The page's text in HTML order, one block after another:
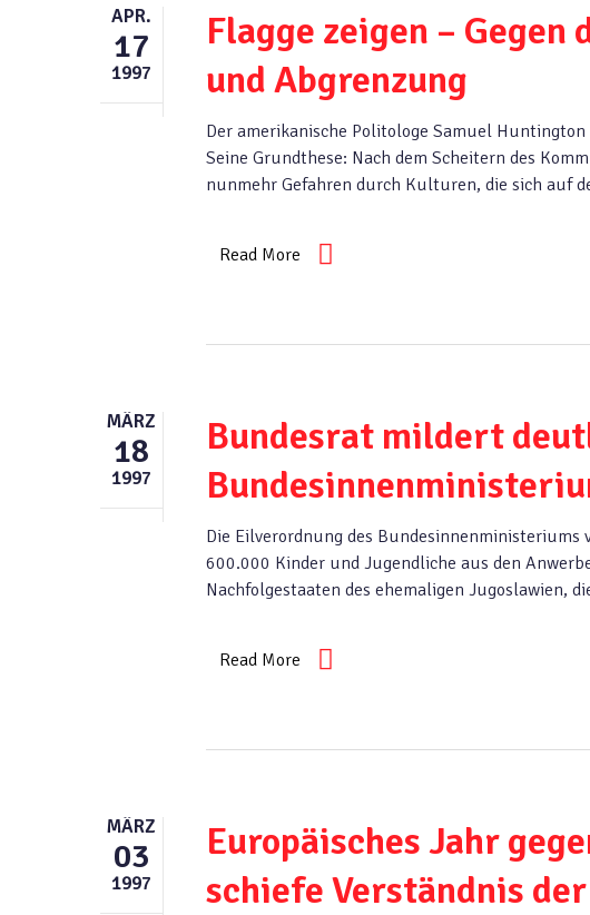
APR.
17
1997
Flagge zeigen –
und Abgrenzung
Der amerikanische Politologe Samuel
Seine Grundthese: Nach dem Scheitern des
nunmehr Gefahren durch Kulturen, die sich auf
Read More
MÄRZ
18
1997
Bundesrat mildert
Die Eilverordnung des
600.000 Kinder und Jugendliche aus den
Nachfolgestaaten des ehemaligen Jugoslawien,
Read More
MÄRZ
03
1997
Europäisches Jahr
schiefe Verständnis